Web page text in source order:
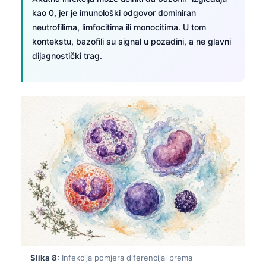
kao 0, jer je imunološki odgovor dominiran
neutrofilima, limfocitima ili monocitima. U tom
kontekstu, bazofili su signal u pozadini, a ne glavni
dijagnostički trag.
Slika 8: Infekcija pomjera diferencijal prema
Kiswahili
አማርኛ
Українська
O‘zbekcha
Català
Қазақ тілі
Suomi
كوردی‎
پښتو
سنڌي